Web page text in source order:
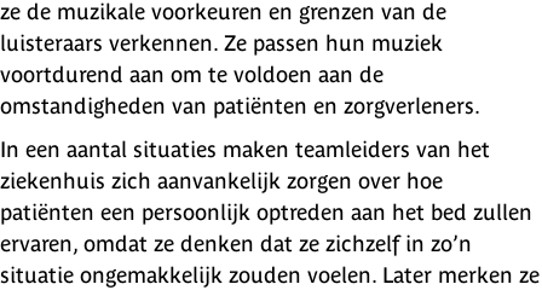
ze de muzikale voorkeuren en grenzen van de
luisteraars verkennen. Ze passen hun muziek
voortdurend aan om te voldoen aan de
omstandigheden van patiënten en zorgverleners.
In een aantal situaties maken teamleiders van het
ziekenhuis zich aanvankelijk zorgen over hoe
patiënten een persoonlijk optreden aan het bed zullen
ervaren, omdat ze denken dat ze zichzelf in zo’n
situatie ongemakkelijk zouden voelen. Later merken ze